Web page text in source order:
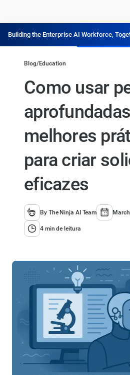
Building the Enterprise AI Workforce,
Experimente
Blog/Education
Como usar
melhores
para criar
eficazes
By The Ninja AI Team
4 min de leitura